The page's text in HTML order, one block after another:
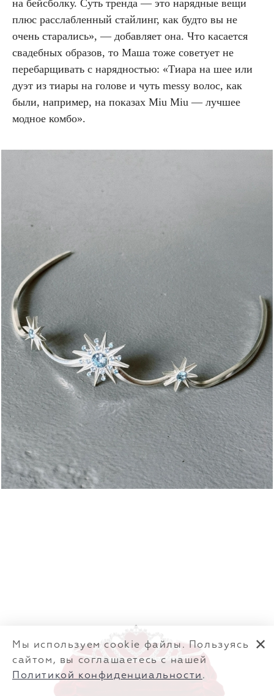
на бейсболку. Суть тренда — это нарядные вещи
плюс расслабленный стайлинг, как будто вы не
очень старались», — добавляет она. Что касается
свадебных образов, то Маша тоже советует не
перебарщивать с нарядностью: «Тиара на шее или
дуэт из тиары на голове и чуть messy волос, как
были, например, на показах Miu Miu — лучшее
модное комбо».
Мы используем cookie файлы. Пользуясь
сайтом, вы соглашаетесь с нашей
Политикой конфиденциальности .
✕